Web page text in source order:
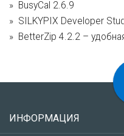
BusyCal 2.6.9
SILKYPIX Developer
BetterZip 4.2.2 –
ИНФОРМАЦИЯ